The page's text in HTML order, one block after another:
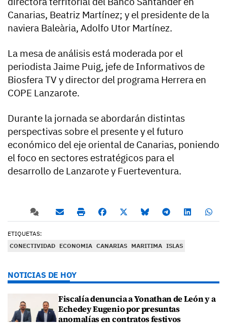
Canarias, Beatriz Martínez; y el presidente de la
naviera Baleària, Adolfo Utor Martínez.
La mesa de análisis está moderada por el
periodista Jaime Puig, jefe de Informativos de
Biosfera TV y director del programa Herrera en
COPE Lanzarote.
Durante la jornada se abordarán distintas
perspectivas sobre el presente y el futuro
económico del eje oriental de Canarias, poniendo
el foco en sectores estratégicos para el
desarrollo de Lanzarote y Fuerteventura.
ETIQUETAS:
CONECTIVIDAD ECONOMIA CANARIAS MARITIMA ISLAS
NOTICIAS DE HOY
Fiscalía denuncia a Yonathan de León y a
Echedey Eugenio por presuntas
anomalías en contratos festivos